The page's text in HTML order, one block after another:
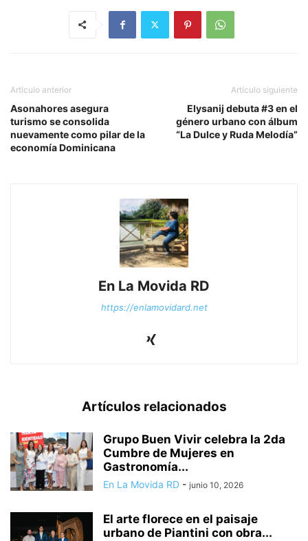
Artículo anterior
Asonahores asegura
turismo se consolida
nuevamente como pilar de la
economía Dominicana
Artículo siguiente
Elysanij debuta #3 en el
género urbano con álbum
“La Dulce y Ruda Melodía”
En La Movida RD
https://enlamovidard.net
Artículos relacionados
Grupo Buen Vivir celebra la 2da
Cumbre de Mujeres en
Gastronomía...
En La Movida RD - junio 10, 2026
El arte florece en el paisaje
urbano de Piantini con obra...